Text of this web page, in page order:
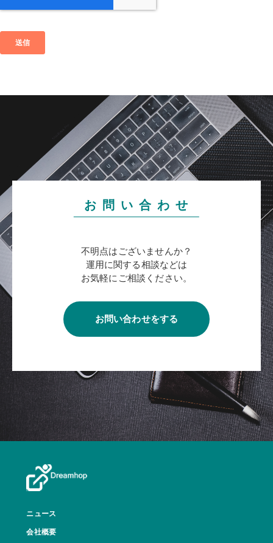
お 問 い 合 わ せ
不明点はございませんか？
運用に関する相談などは
お気軽にご相談ください。
お問い合わせをする
ニュース
会社概要